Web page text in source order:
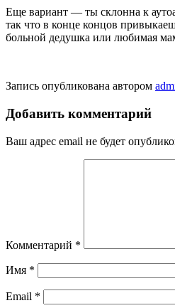
Еще вариант — ты склонна к
так что в конце концов
больной дедушка или любимая
Запись опубликована автором
Добавить комментарий
Ваш адрес email не будет
Комментарий *
Имя *
Email *